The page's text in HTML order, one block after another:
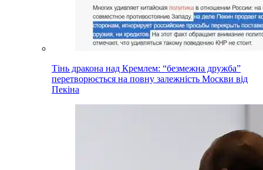
Тінь дракона над Кремлем: “безмежна дружба”
перетворюється на повну залежність Москви від
Пекіна